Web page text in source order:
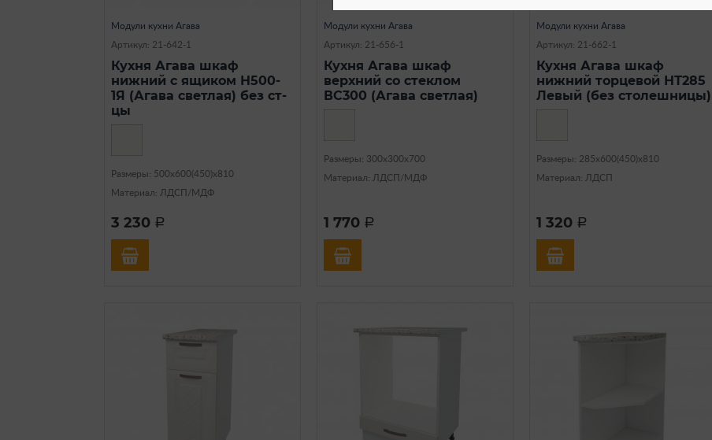
Модули кухни Агава
Артикул: 21-642-1
Кухня Агава шкаф
нижний с ящиком Н500-
1Я (Агава светлая) без ст-
цы
Размеры: 500х600(450)х810
Материал: ЛДСП/МДФ
3 230 a
Модули кухни Агава
Артикул: 21-656-1
Кухня Агава шкаф
верхний со стеклом
ВС300 (Агава светлая)
Размеры: 300х300х700
Материал: ЛДСП/МДФ
1 770 a
Модули кухни Агава
Артикул: 21-662-1
Кухня Агава шкаф
нижний торцевой НТ285
Левый (без столешницы)
Размеры: 285х600(450)х810
Материал: ЛДСП
1 320 a